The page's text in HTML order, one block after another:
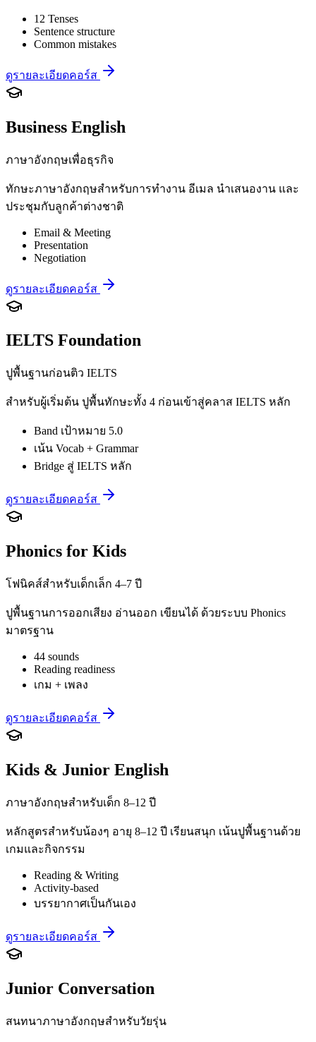
12 Tenses
Sentence structure
Common mistakes
ดูรายละเอียดคอร์ส
Business English
ภาษาอังกฤษเพื่อธุรกิจ
ทักษะภาษาอังกฤษสำหรับการทำงาน อีเมล นำเสนองาน และ
ประชุมกับลูกค้าต่างชาติ
Email & Meeting
Presentation
Negotiation
ดูรายละเอียดคอร์ส
IELTS Foundation
ปูพื้นฐานก่อนติว IELTS
สำหรับผู้เริ่มต้น ปูพื้นทักษะทั้ง 4 ก่อนเข้าสู่คลาส IELTS หลัก
Band เป้าหมาย 5.0
เน้น Vocab + Grammar
Bridge สู่ IELTS หลัก
ดูรายละเอียดคอร์ส
Phonics for Kids
โฟนิคส์สำหรับเด็กเล็ก 4–7 ปี
ปูพื้นฐานการออกเสียง อ่านออก เขียนได้ ด้วยระบบ Phonics
มาตรฐาน
44 sounds
Reading readiness
เกม + เพลง
ดูรายละเอียดคอร์ส
Kids & Junior English
ภาษาอังกฤษสำหรับเด็ก 8–12 ปี
หลักสูตรสำหรับน้องๆ อายุ 8–12 ปี เรียนสนุก เน้นปูพื้นฐานด้วย
เกมและกิจกรรม
Reading & Writing
Activity-based
บรรยากาศเป็นกันเอง
ดูรายละเอียดคอร์ส
Junior Conversation
สนทนาภาษาอังกฤษสำหรับวัยรุ่น